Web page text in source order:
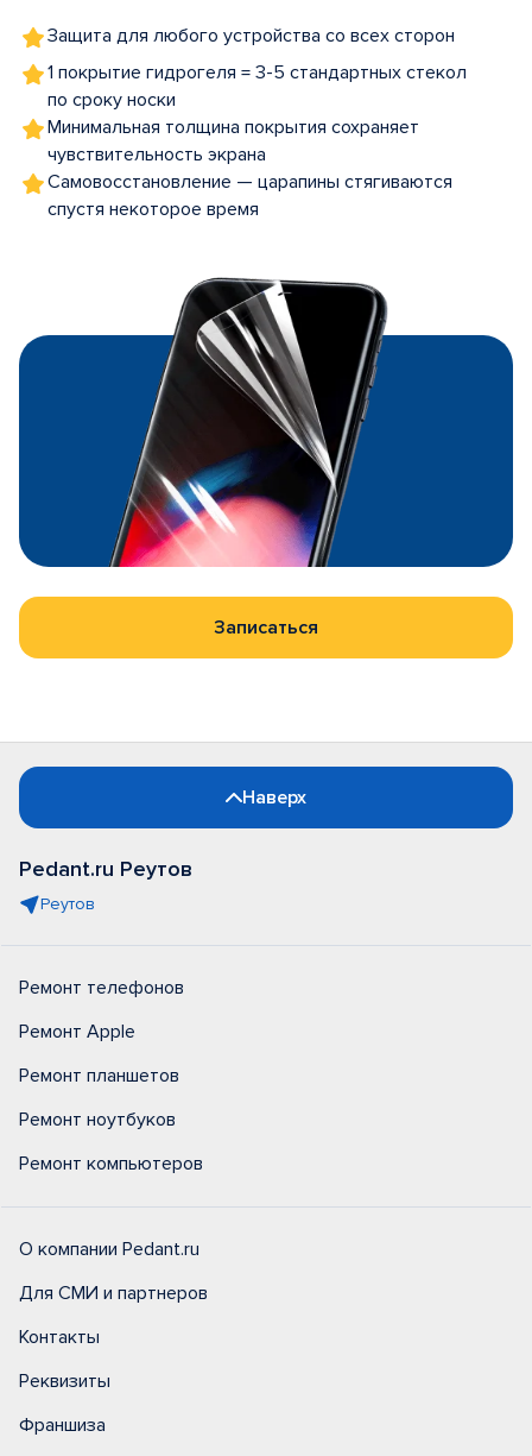
Защита для любого устройства со всех сторон
1 покрытие гидрогеля = 3-5 стандартных стекол
по сроку носки
Минимальная толщина покрытия сохраняет
чувствительность экрана
Самовосстановление — царапины стягиваются
спустя некоторое время
Записаться
Наверх
Pedant.ru Реутов
Реутов
Ремонт телефонов
Ремонт Apple
Ремонт планшетов
Ремонт ноутбуков
Ремонт компьютеров
О компании Pedant.ru
Для СМИ и партнеров
Контакты
Реквизиты
Франшиза